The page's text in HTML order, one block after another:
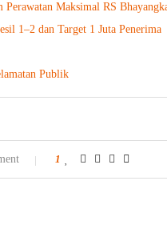
Maksimal RS
1–2 dan Target 1 Juta Penerima
Publik
1